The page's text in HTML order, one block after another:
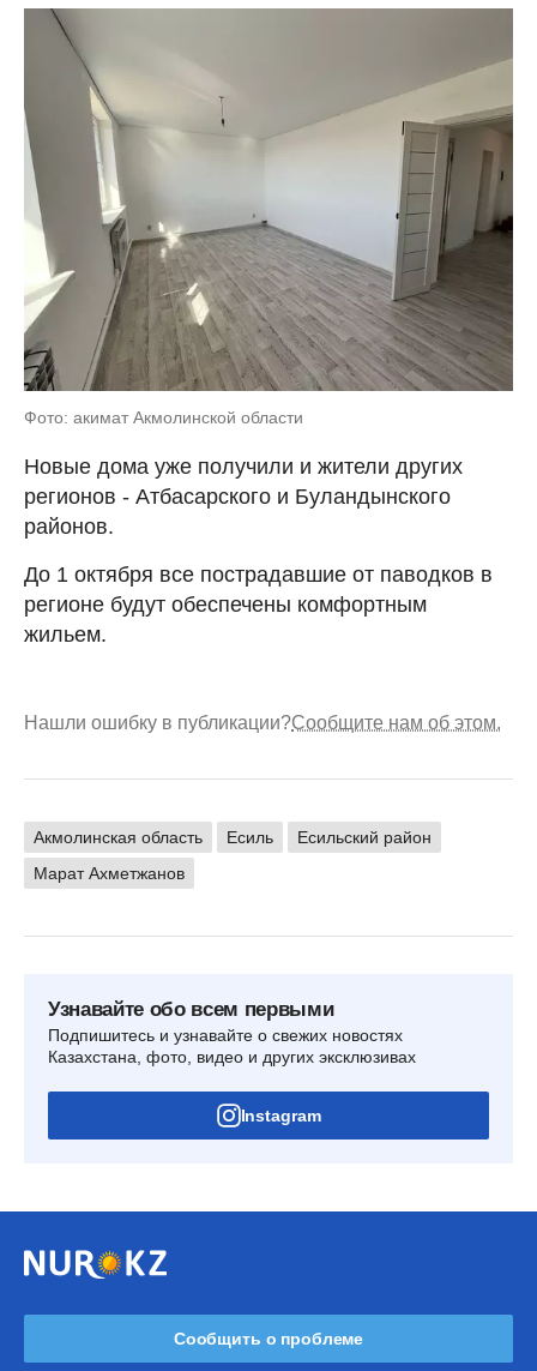
Фото: акимат Акмолинской области
Новые дома уже получили и жители других
регионов - Атбасарского и Буландынского
районов.
До 1 октября все пострадавшие от паводков в
регионе будут обеспечены комфортным
жильем.
Нашли ошибку в публикации?Сообщите нам об этом.
Акмолинская область Есиль
Есильский район
Марат Ахметжанов
Узнавайте обо всем первыми
Подпишитесь и узнавайте о свежих новостях
Казахстана, фото, видео и других эксклюзивах
Instagram
Сообщить о проблеме